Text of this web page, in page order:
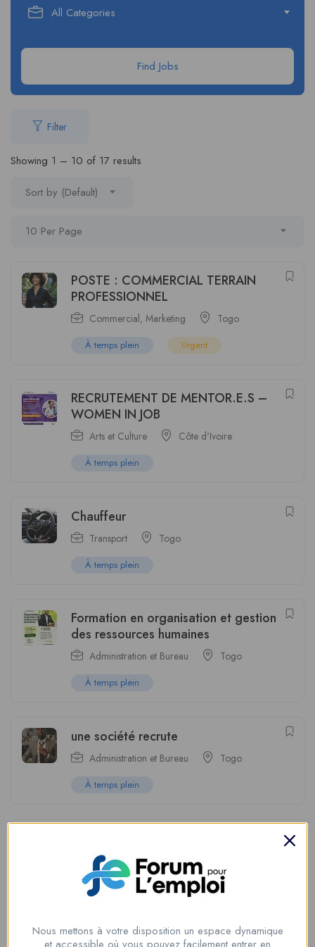
All Categories
Find Jobs
Filter
Showing 1 – 10 of 17 results
Sort by (Default)
10 Per Page
POSTE : COMMERCIAL TERRAIN
PROFESSIONNEL
Commercial, Marketing Togo
À temps plein Urgent
RECRUTEMENT DE MENTOR.E.S –
WOMEN IN JOB
Arts et Culture Côte d'Ivoire
À temps plein
Chauffeur
Transport Togo
À temps plein
Formation en organisation et gestion
des ressources humaines
Administration et Bureau Togo
À temps plein
une société recrute
Administration et Bureau Togo
À temps plein
Cuisiniere Togo
À temps plein
VENDEUSE EN BOUTIQUE
Nous mettons à votre disposition un espace dynamique
et accessible où vous pouvez facilement entrer en